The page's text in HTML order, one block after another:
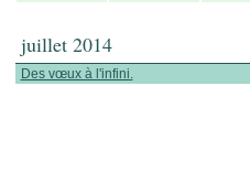
juillet 2014
Des vœux à l'infini.